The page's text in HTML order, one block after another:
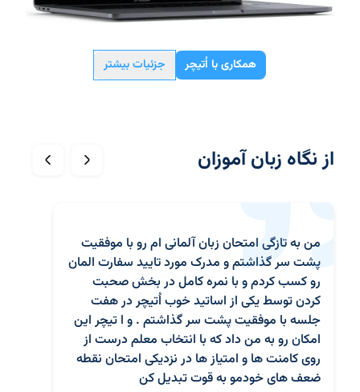
همکاری با اُتیچر جزئیات بیشتر
از نگاه زبان آموزان
من به تازگی امتحان زبان آلمانی ام رو با موفقیت
پشت سر گذاشتم و مدرک مورد تایید سفارت المان
رو کسب کردم و با نمره کامل در بخش صحبت
کردن توسط یکی از اساتید خوب اُتیچر در هفت
جلسه با موفقیت پشت سر گذاشتم . و ا تیچر این
امکان رو به من داد که با انتخاب معلم درست از
روی کامنت ها و امتیاز ها در نزدیکی امتحان نقطه
ضعف های خودمو به قوت تبدیل کن